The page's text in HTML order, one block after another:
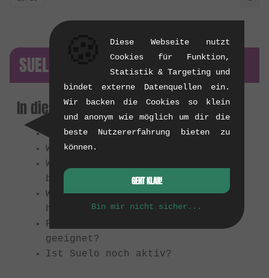
SUELO FAQ
In diesem Artikel:
Wer oder was war Suelo?
Wofür stand Suelo?
Was machte Suelo-Produkte
besonders?
Was stellte Suelo hauptsächlich
her?
Für wen waren Suelo-Produkte
geeignet?
Ist Suelo noch aktiv?
Diese Webseite nutzt
Cookies für Funktion,
Statistik & Targeting und
bindet externe Datenquellen ein.
Wir backen die Cookies so klein
und anonym wie möglich um dir die
beste Nutzererfahrung bieten zu
können.
GEHT KLAR!
Bin mir nicht sicher...